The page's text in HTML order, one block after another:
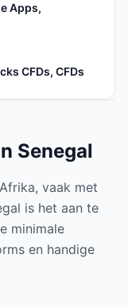
Apps,
CFDs, CFDs
Senegal
vaak met
is het aan te
minimale
en handige